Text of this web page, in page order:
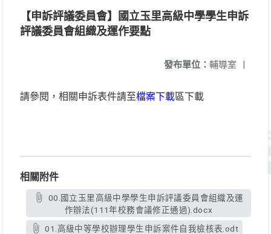
【申訴評議委員會】國立玉里高級中學學生申訴
評議委員會組織及運作要點
發布單位： 輔導室 |
請參閱，相關申訴表件請至檔案下載區下載
相關附件
作辦法(111年校務會議修正通過).docx
01.高級中等學校辦理學生申訴案件自我檢核表.odt